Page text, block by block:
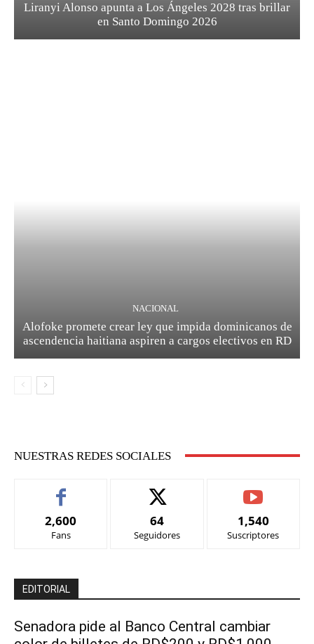
Liranyi Alonso apunta a Los Ángeles 2028 tras brillar
en Santo Domingo 2026
NACIONAL
Alofoke promete crear ley que impida dominicanos de
ascendencia haitiana aspiren a cargos electivos en RD
NUESTRAS REDES SOCIALES
2,600
Fans
64
Seguidores
1,540
Suscriptores
EDITORIAL
Senadora pide al Banco Central cambiar